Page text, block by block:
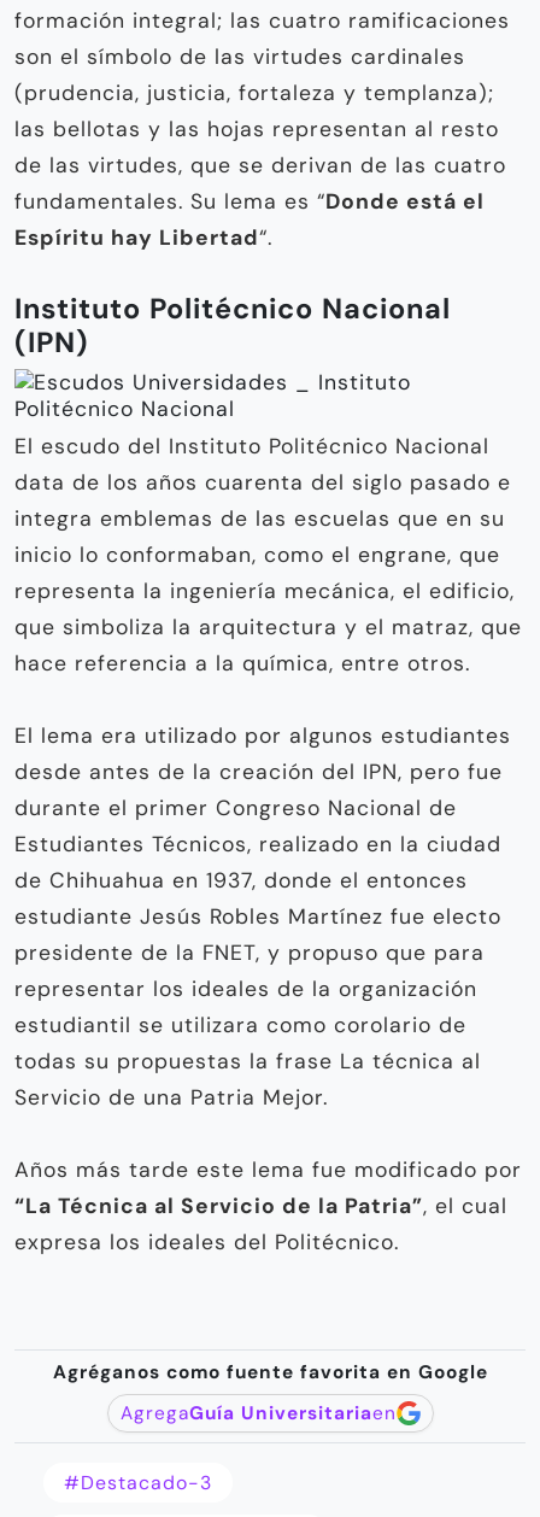
formación integral; las cuatro ramificaciones
son el símbolo de las virtudes cardinales
(prudencia, justicia, fortaleza y templanza);
las bellotas y las hojas representan al resto
de las virtudes, que se derivan de las cuatro
fundamentales. Su lema es “Donde está el
Espíritu hay Libertad“.
Instituto Politécnico Nacional
(IPN)
El escudo del Instituto Politécnico Nacional
data de los años cuarenta del siglo pasado e
integra emblemas de las escuelas que en su
inicio lo conformaban, como el engrane, que
representa la ingeniería mecánica, el edificio,
que simboliza la arquitectura y el matraz, que
hace referencia a la química, entre otros.
El lema era utilizado por algunos estudiantes
desde antes de la creación del IPN, pero fue
durante el primer Congreso Nacional de
Estudiantes Técnicos, realizado en la ciudad
de Chihuahua en 1937, donde el entonces
estudiante Jesús Robles Martínez fue electo
presidente de la FNET, y propuso que para
representar los ideales de la organización
estudiantil se utilizara como corolario de
todas su propuestas la frase La técnica al
Servicio de una Patria Mejor.
Años más tarde este lema fue modificado por
“La Técnica al Servicio de la Patria”, el cual
expresa los ideales del Politécnico.
Agréganos como fuente favorita en Google
AgregaGuía Universitariaen
#destacado-3